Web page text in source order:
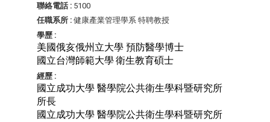
聯絡電話 : 5100
任職系所 : 健康產業管理學系 特聘教授
學歷 :
美國俄亥俄州立大學 預防醫學博士
國立台灣師範大學衛生教育碩士
經歷 :
國立成功大學 醫學院公共衛生學科暨研究所
所長
國立成功大學 醫學院公共衛生學科暨研究所